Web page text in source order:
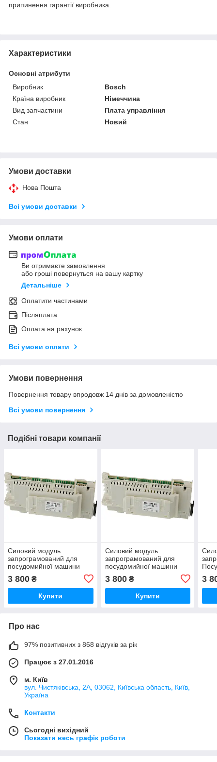
припинення гарантії виробника.
Характеристики
Основні атрибути
Виробник
Bosch
Країна виробник
Німеччина
Вид запчастини
Плата управління
Стан
Новий
Умови доставки
Нова Пошта
Всі умови доставки
Умови оплати
Ви отримаєте замовлення
або гроші повернуться на вашу картку
Детальніше
Оплатити частинами
Післяплата
Оплата на рахунок
Всі умови оплати
Умови повернення
Повернення товару впродовж 14 днів за домовленістю
Всі умови повернення
Подібні товари компанії
Силовий модуль
запрограмований для
посудомийної машини
3 800 ₴
Купити
Силовий модуль
запрограмований для
посудомийної машини
3 800₴
Купити
3
Про нас
97% позитивних з 868 відгуків за рік
Працює з 27.01.2016
м. Київ
вул. Чистяківська, 2А, 03062, Київська область, Київ,
Україна
Контакти
Сьогодні вихідний
Показати весь графік роботи